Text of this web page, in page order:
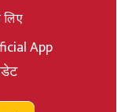
लिए
App